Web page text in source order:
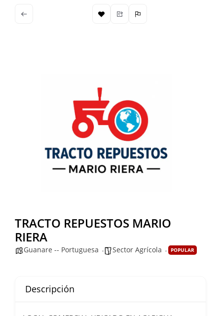
TRACTO REPUESTOS MARIO
RIERA
Guanare -- Portuguesa Sector Agrícola POPULAR
Descripción